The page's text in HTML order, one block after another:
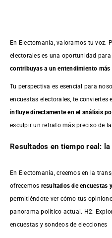
En Electomanía, valoramos tu voz.
electorales es una oportunidad
contribuyas a un entendimiento
Tu perspectiva es esencial para
encuestas electorales, te conviertes
influye directamente en el análisis
esculpir un retrato más preciso de
Resultados en tiempo real:
En Electomanía, creemos en la
ofrecemos resultados deencuestas
permitiéndote ver cómo tus
panorama político actual. H2:
encuestas y sondeos de elecciones